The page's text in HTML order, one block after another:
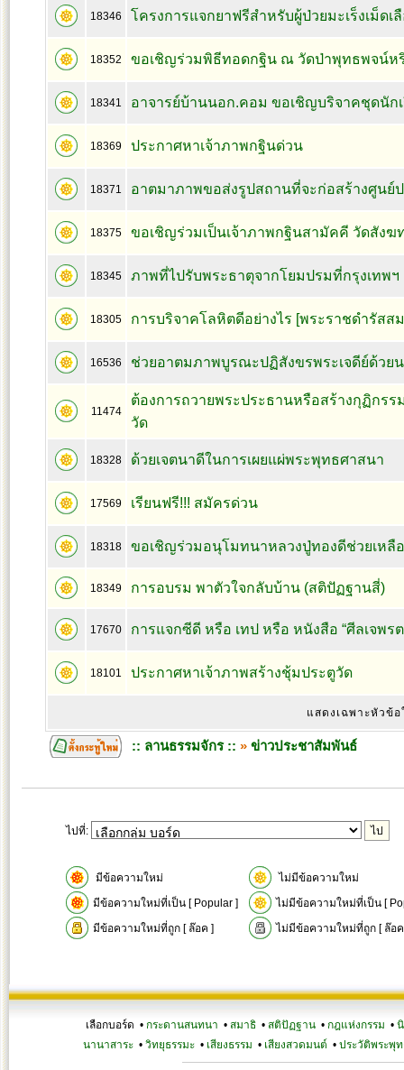
18346 โครงการแจกยาฟรีสำหรับผู้ป่วยมะเร็งเม็ดเ
18352 ขอเชิญร่วมพิธีทอดกฐิน ณ วัดป่าพุทธพจน์ห
18341 อาจารย์บ้านนอก.คอม ขอเชิญบริจาคชุดนัก
18369 ประกาศหาเจ้าภาพกฐินด่วน
18371 อาตมาภาพขอส่งรูปสถานที่จะก่อสร้างศูนย์
18375 ขอเชิญร่วมเป็นเจ้าภาพกฐินสามัคคี วัดสังฆ
18345 ภาพที่ไปรับพระธาตุจากโยมปรมที่กรุงเทพฯ
18305 การบริจาคโลหิตดีอย่างไร [พระราชดำรัสส
16536 ช่วยอาตมภาพบูรณะปฏิสังขรพระเจดีย์ด้วย
11474
ต้องการถวายพระประธานหรือสร้างกุฏิกร
วัด
18328 ด้วยเจตนาดีในการเผยแผ่พระพุทธศาสนา
17569 เรียนฟรี!!! สมัครด่วน
18318 ขอเชิญร่วมอนุโมทนาหลวงปู่ทองดีช่วยเหลือ
18349 การอบรม พาตัวใจกลับบ้าน (สติปัฏฐานสี่)
17670 การแจกซีดี หรือ เทป หรือ หนังสือ “ศีลเจพรต
18101 ประกาศหาเจ้าภาพสร้างชุ้มประตูวัด
แสดงเฉพาะหัวข้อ
:: ลานธรรมจักร :: » ข่าวประชาสัมพันธ์
ไปที่:
มีข้อความใหม่
ไม่มีข้อความใหม่
มีข้อความใหม่ที่เป็น [ Popular ]
ไม่มีข้อความใหม่ที่เป็น [
มีข้อความใหม่ที่ถูก [ ล๊อค ]
ไม่มีข้อความใหม่ที่ถูก [ ล๊อ
เลือกบอร์ด • กระดานสนทนา • สมาธิ • สติปัฏฐาน • กฎแห่งกรรม •
นานาสาระ• วิทยุธรรมะ• เสียงธรรม • เสียงสวดมนต์ • ประวัติพระพุท